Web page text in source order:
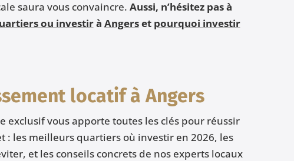
saura vous convaincre. Aussi, n’hésitez pas à
ou investirà Angerset pourquoi investir
locatif à Angers
exclusif vous apporte toutes les clés pour réussir
: les meilleurs quartiers où investir en 2026, les
et les conseils concrets de nos experts locaux